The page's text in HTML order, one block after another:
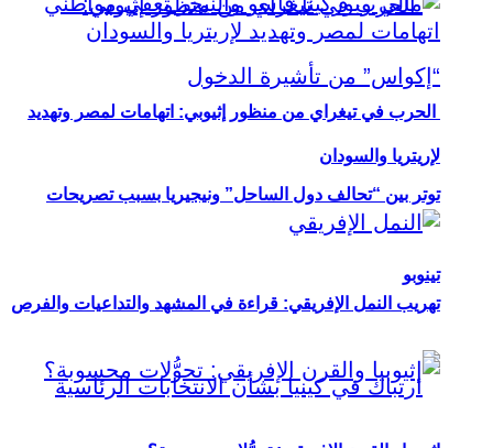
توتر بين “تحالف دول الساحل” ونيجيريا بسبب تصريحات
تينوبو
الحرب في تيغراي من منظور إثيوبي: اتهامات لمصر وتهديد
لإريتريا والسودان
تهريب النمل الإفريقي: قراءة في المشهد والتداعيات والفرص